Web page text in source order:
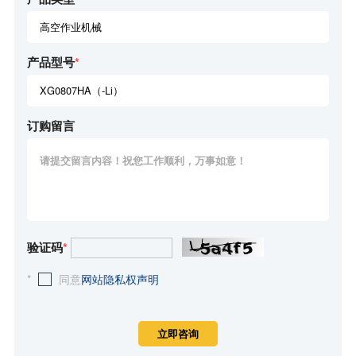
产品型号*
订购留言
验证码*
* 同意网站隐私权声明